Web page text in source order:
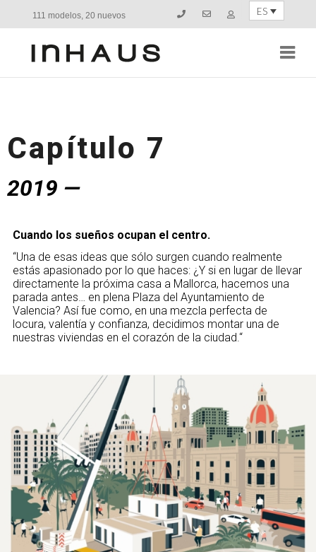
111 modelos, 20 nuevos ES
Capítulo 7
2019 —
Cuando los sueños ocupan el centro.
“Una de esas ideas que sólo surgen cuando realmente
estás apasionado por lo que haces: ¿Y si en lugar de llevar
directamente la próxima casa a Mallorca, hacemos una
parada antes… en plena Plaza del Ayuntamiento de
Valencia? Así fue como, en una mezcla perfecta de
locura, valentía y confianza, decidimos montar una de
nuestras viviendas en el corazón de la ciudad.“